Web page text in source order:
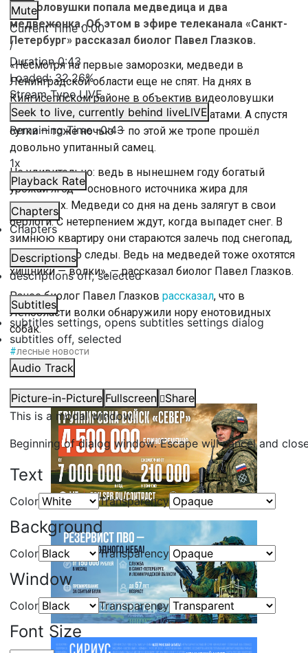
Mute
Current Time0:00
/
Duration0:43
Loaded:32.26%
Stream TypeLIVE
Seek to live, currently behind liveLIVE
Remaining Time-0:43
1x
Playback Rate
Chapters
Chapters
Descriptions
descriptions off, selected
Subtitles
subtitles settings, opens subtitles settings dialog
subtitles off, selected
Audio Track
Picture-in-Picture Fullscreen
Share
This is a modal window.
Beginning of dialog window. Escape will cancel and
Text
Color Transparency
Background
Color Transparency
Window
Color Transparency
Font Size
видеоловушки попала медведица и два
медвежонка. Об этом в эфире телеканала «Санкт-
Петербург» рассказал биолог Павел Глазков.
«Несмотря на первые заморозки, медведи в
Ленинградской области еще не спят. На днях в
Кингисеппском районе в объектив видеоловушки
попалась медведица с двумя медвежатами. А спустя
сутки — тоже ночью — по этой же тропе прошёл
довольно упитанный самец.
Не удивительно: ведь в нынешнем году богатый
урожай ягод — основного источника жира для
косолапых. Медведи со дня на день залягут в свои
берлоги. С нетерпением ждут, когда выпадет снег. В
зимнюю квартиру они стараются залечь под снегопад,
чтобы замело следы. Ведь на медведей тоже охотятся
хищники — волки», — рассказал биолог Павел Глазков.
Ранее биолог Павел Глазков рассказал, что в
Ленобласти волки обнаружили нору енотовидных
собак.
#лесные новости